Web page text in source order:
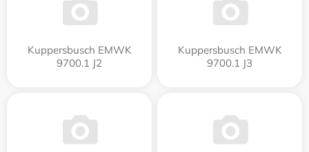
Kuppersbusch EMWK
9700.1 J2
Kuppersbusch EMWK
9700.1 J3